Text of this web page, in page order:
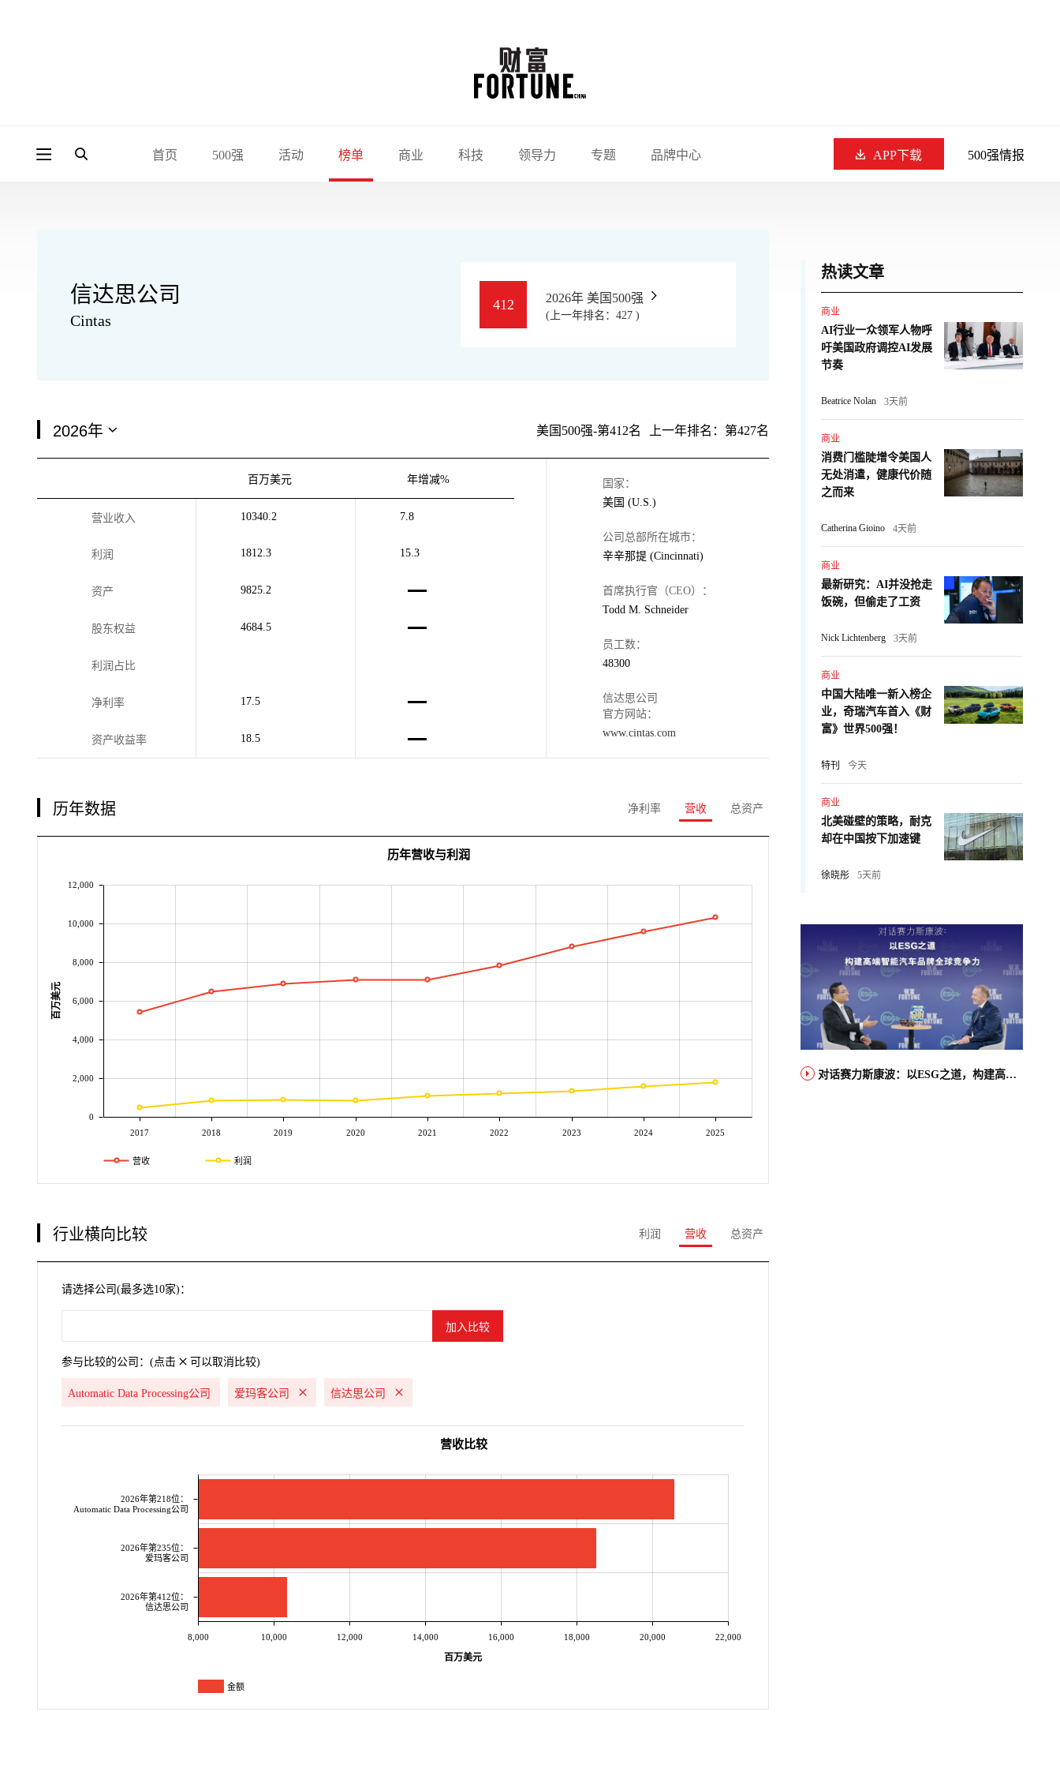
首页 500强 活动 榜单 商业 科技 领导力 专题 品牌中心 APP下载 500强情报
信达思公司
Cintas
412 2026年 美国500强
(上一年排名：427 )
美国500强-第412名 上一年排名：第427名
百万美元 年增减%
营业收入 10340.2 7.8
利润 1812.3 15.3
资产 9825.2
股东权益 4684.5
利润占比
净利率 17.5
资产收益率 18.5
国家：
美国 (U.S.)
公司总部所在城市：
辛辛那提 (Cincinnati)
首席执行官（CEO）：
Todd M. Schneider
员工数：
48300
信达思公司
官方网站：
www.cintas.com
历年数据 净利率 营收 总资产
2017 2018 2019 2020 2021 2022 2023 2024 2025
0
2,000
4,000
6,000
8,000
10,000
12,000
百万美元
历年营收与利润
营收 利润
行业横向比较 利润 营收 总资产
请选择公司(最多选10家)：
参与比较的公司：(点击 可以取消比较)
Automatic Data Processing公司 爱玛客公司 信达思公司
2026年第218位：
Automatic Data Processing公司
2026年第235位：
爱玛客公司
2026年第412位：
信达思公司
8,000 10,000 12,000 14,000 16,000 18,000 20,000 22,000
百万美元
营收比较
金额
热读文章
商业
AI行业一众领军人物呼
吁美国政府调控AI发展
节奏
Beatrice Nolan 3天前
商业
消费门槛陡增令美国人
无处消遣，健康代价随
之而来
Catherina Gioino 4天前
商业
最新研究：AI并没抢走
饭碗，但偷走了工资
Nick Lichtenberg 3天前
商业
中国大陆唯一新入榜企
业，奇瑞汽车首入《财
富》世界500强！
特刊 今天
商业
北美碰壁的策略，耐克
却在中国按下加速键
徐晓彤 5天前
对话赛力斯康波：以ESG之道，构建高端智能汽车品牌全球竞争力